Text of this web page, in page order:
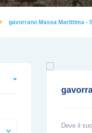
gavorrano Massa Marittima -
Deve il